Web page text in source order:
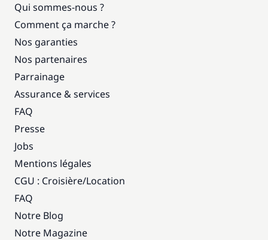
Qui sommes-nous ?
Comment ça marche ?
Nos garanties
Nos partenaires
Parrainage
Assurance & services
FAQ
Presse
Jobs
Mentions légales
CGU : Croisière/Location
FAQ
Notre Blog
Notre Magazine